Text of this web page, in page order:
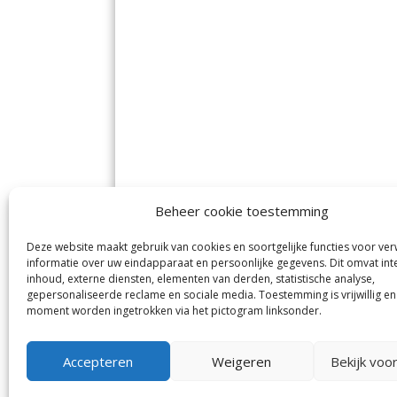
Beheer cookie toestemming
Deze website maakt gebruik van cookies en soortgelijke functies voor
informatie over uw eindapparaat en persoonlijke gegevens. Dit omvat
inhoud, externe diensten, elementen van derden, statistische analyse,
gepersonaliseerde reclame en sociale media. Toestemming is vrijwillig
moment worden ingetrokken via het pictogram linksonder.
Accepteren Weigeren Bekijk
De Nieuwe Meerbode
Visserstraat 10
1431 GJ Aalsmeer
0297-341900
info@meerbode.nl
en
De